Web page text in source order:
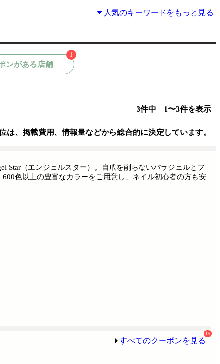
人気のキーワードをもっと見る
ンがある店舗
1
3件中 1〜3件を表示
は、掲載費用、情報量などから総合的に決定しています。
Star（エンジェルスター）。自爪を削らないパラジェルとフ
色以上の豊富なカラーをご用意し、ネイル初心者の方も安
すべてのクーポンを見る
15